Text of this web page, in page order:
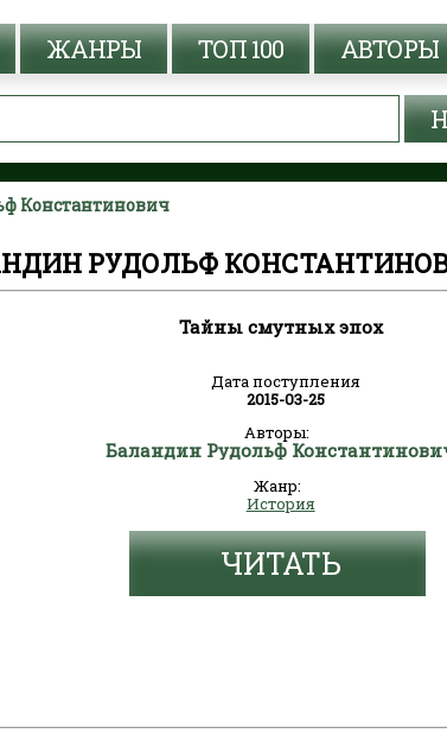
ЖАНРЫ ТОП 100 АВТОРЫ
Константинович
РУДОЛЬФ
Тайны смутных эпох
Дата поступления
2015-03-25
Авторы:
Баландин Рудольф
Жанр:
История
ЧИТАТЬ